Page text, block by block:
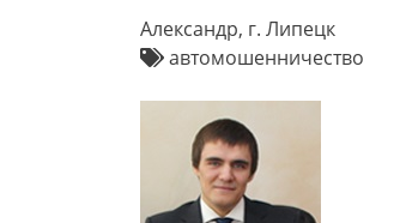
Александр, г. Липецк
автомошенничество